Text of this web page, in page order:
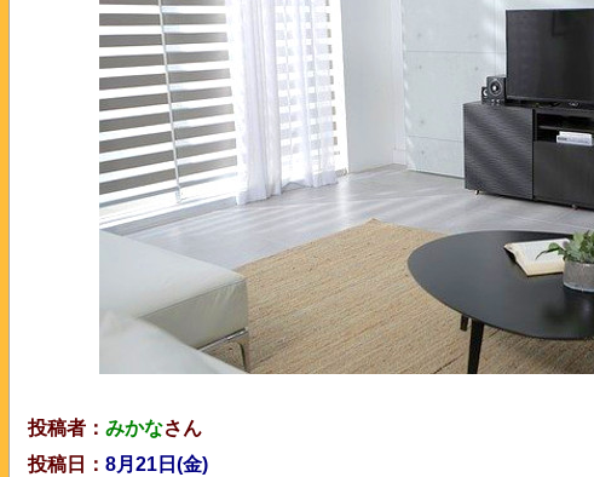
投稿者： みかなさん
投稿日： 8月21日(金)